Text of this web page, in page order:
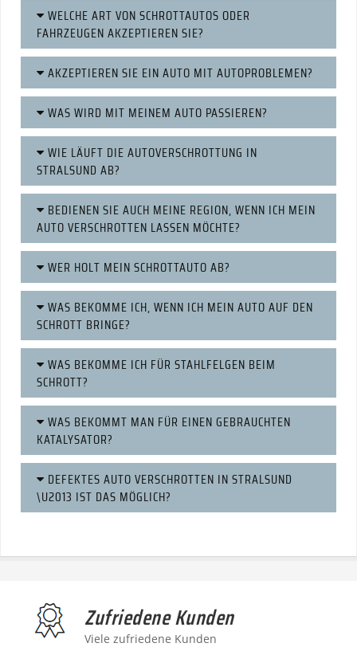
WELCHE ART VON SCHROTTAUTOS ODER
FAHRZEUGEN AKZEPTIEREN SIE?
AKZEPTIEREN SIE EIN AUTO MIT AUTOPROBLEMEN?
WAS WIRD MIT MEINEM AUTO PASSIEREN?
WIE LÄUFT DIE AUTOVERSCHROTTUNG IN
STRALSUND AB?
BEDIENEN SIE AUCH MEINE REGION, WENN ICH MEIN
AUTO VERSCHROTTEN LASSEN MÖCHTE?
WER HOLT MEIN SCHROTTAUTO AB?
WAS BEKOMME ICH, WENN ICH MEIN AUTO AUF DEN
SCHROTT BRINGE?
WAS BEKOMME ICH FÜR STAHLFELGEN BEIM
SCHROTT?
WAS BEKOMMT MAN FÜR EINEN GEBRAUCHTEN
KATALYSATOR?
DEFEKTES AUTO VERSCHROTTEN IN STRALSUND
\U2013 IST DAS MÖGLICH?
Zufriedene Kunden
Viele zufriedene Kunden